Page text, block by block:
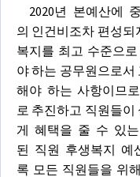
2020년 본예산에
의 인건비조차 편성되
복지를 최고 수준으
야 하는 공무원으로서
해야 하는 사항이므
로 추진하고 직원들이
게 혜택을 줄 수 있
된 직원 후생복지 예
록 모든 직원들을 위